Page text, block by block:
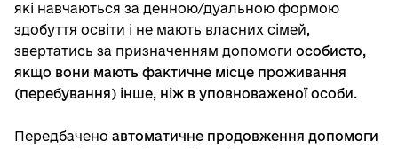
які навчаються за денною/дуальною формою
здобуття освіти і не мають власних сімей,
звертатись за призначенням допомоги особисто,
якщо вони мають фактичне місце проживання
(перебування) інше, ніж в уповноваженої особи.
Передбачено автоматичне продовження допомоги